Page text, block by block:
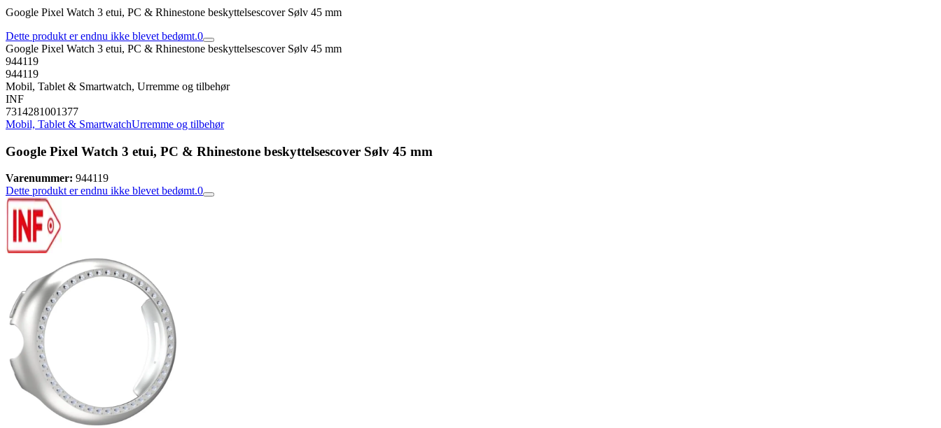
Google Pixel Watch 3 etui, PC & Rhinestone beskyttelsescover Sølv 45 mm
Dette produkt er endnu ikke blevet bedømt.0
Google Pixel Watch 3 etui, PC & Rhinestone beskyttelsescover Sølv 45 mm
944119
944119
Mobil, Tablet & Smartwatch, Urremme og tilbehør
INF
7314281001377
Mobil, Tablet & SmartwatchUrremme og tilbehør
Google Pixel Watch 3 etui, PC & Rhinestone beskyttelsescover Sølv 45 mm
Varenummer: 944119
Dette produkt er endnu ikke blevet bedømt.0